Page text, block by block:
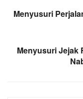
Menyusuri
Menyusuri Jejak